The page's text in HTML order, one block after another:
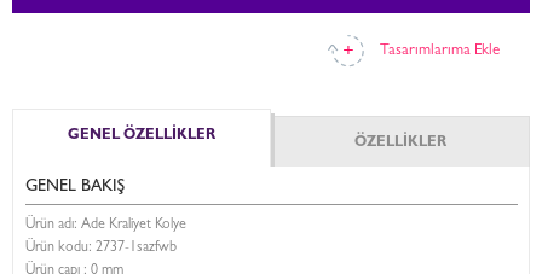
Tasarımlarıma Ekle
GENEL ÖZELLİKLER ÖZELLİKLER
GENEL BAKIŞ
Ürün adı: Ade Kraliyet Kolye
Ürün kodu: 2737-1sazfwb